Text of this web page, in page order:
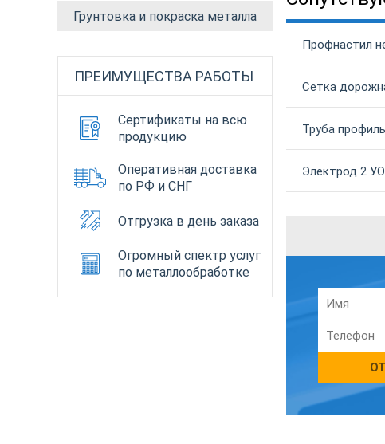
Грунтовка и покраска металла
ПРЕИМУЩЕСТВА РАБОТЫ
Сертификаты на всю
продукцию
Оперативная доставка
по РФ и СНГ
Отгрузка в день заказа
Огромный спектр услуг
по металлообработке
Профнастил
Сетка
Труба
Электрод 2